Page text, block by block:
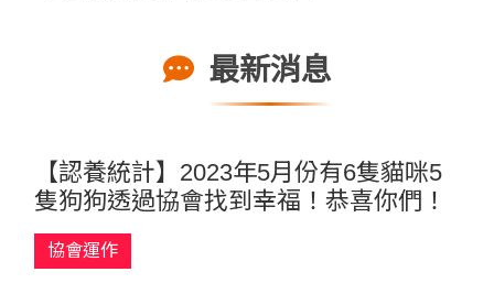
最新消息
【認養統計】2023年5月份有6隻貓咪5
隻狗狗透過協會找到幸福！恭喜你們！
協會運作